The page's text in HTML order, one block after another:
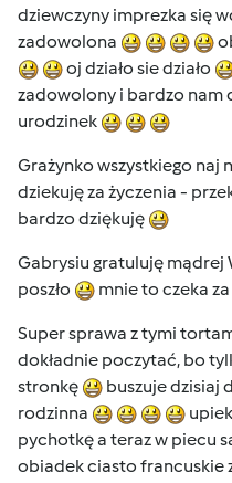
dziewczyny imprezka się
zadowolona
oj działo sie działo
zadowolony i bardzo nam
urodzinek
Grażynko wszystkiego naj
dziekuję za życzenia -
bardzo dziękuję
Gabrysiu gratuluję mądrej
poszło
mnie to czeka
Super sprawa z tymi
dokładnie poczytać, bo
stronkę
buszuje dzisiaj
rodzinna
pychotkę a teraz w piecu
obiadek ciasto francuskie